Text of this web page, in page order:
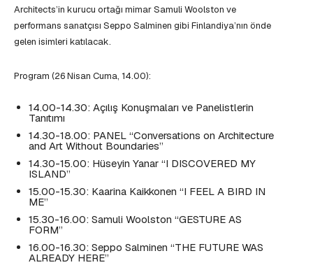
Architects’in kurucu ortağı mimar Samuli Woolston ve
performans sanatçısı Seppo Salminen gibi Finlandiya’nın önde
gelen isimleri katılacak.
Program (26 Nisan Cuma, 14.00):
14.00-14.30: Açılış Konuşmaları ve Panelistlerin
Tanıtımı
14.30-18.00: PANEL “Conversations on Architecture
and Art Without Boundaries”
14.30-15.00: Hüseyin Yanar “I DISCOVERED MY
ISLAND”
15.00-15.30: Kaarina Kaikkonen “I FEEL A BIRD IN
ME”
15.30-16.00: Samuli Woolston “GESTURE AS
FORM”
16.00-16.30: Seppo Salminen “THE FUTURE WAS
ALREADY HERE”